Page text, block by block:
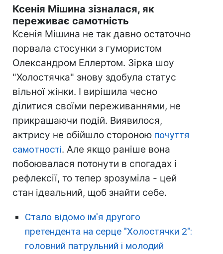
Ксенія Мішина зізналася, як
переживає самотність
Ксенія Мішина не так давно остаточно
порвала стосунки з гумористом
Олександром Еллертом. Зірка шоу
"Холостячка" знову здобула статус
вільної жінки. І вирішила чесно
ділитися своїми переживаннями, не
прикрашаючи подій. Виявилося,
актрису не обійшло стороною почуття
самотності. Але якщо раніше вона
побоювалася потонути в спогадах і
рефлексії, то тепер зрозуміла - цей
стан ідеальний, щоб знайти себе.
Стало відомо ім'я другого
претендента на серце "Холостячки 2":
головний патрульний і молодий